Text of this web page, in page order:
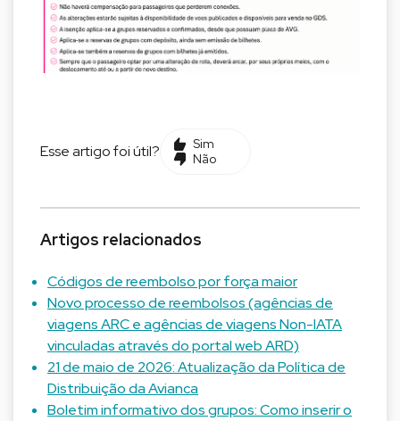
Esse artigo foi útil?
Sim
Não
Artigos relacionados
Códigos de reembolso por força maior
Novo processo de reembolsos (agências de
viagens ARC e agências de viagens Non-IATA
vinculadas através do portal web ARD)
21 de maio de 2026: Atualização da Política de
Distribuição da Avianca
Boletim informativo dos grupos: Como inserir o